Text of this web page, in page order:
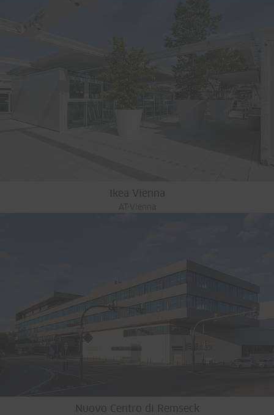
Ikea Vienna
AT-Vienna
Nuovo Centro di Remseck